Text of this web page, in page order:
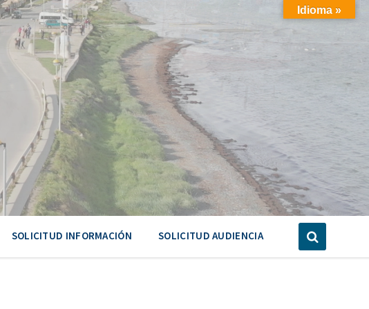
SOLICITUD INFORMACIÓN SOLICITUD AUDIENCIA
Idioma »